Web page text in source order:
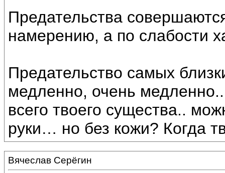
Предательства
намерению, а по слабости
Предательство самых
медленно, очень
всего твоего существа..
руки… но без кожи? Когда
Вячеслав Серёгин